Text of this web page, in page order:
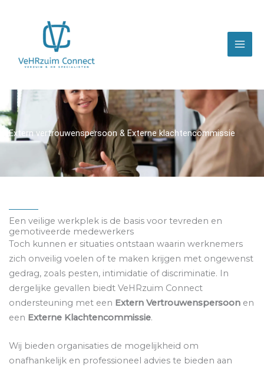
Extern vertrouwenspersoon & Externe klachtencommissie
Een veilige werkplek is de basis voor tevreden en
gemotiveerde medewerkers
Toch kunnen er situaties ontstaan waarin werknemers
zich onveilig voelen of te maken krijgen met ongewenst
gedrag, zoals pesten, intimidatie of discriminatie. In
dergelijke gevallen biedt VeHRzuim Connect
ondersteuning met een Extern Vertrouwenspersoon en
een Externe Klachtencommissie.
Wij bieden organisaties de mogelijkheid om
onafhankelijk en professioneel advies te bieden aan